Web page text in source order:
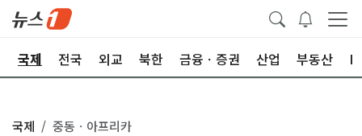
국제 전국 외교 북한 금융ㆍ증권 산업 부동산
국제 중동ㆍ아프리카